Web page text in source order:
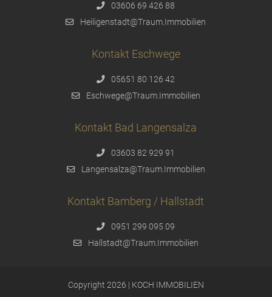
03606 69 426 88
Heiligenstadt@Traum.Immobilien
Kontakt Eschwege
05651 80 126 42
Eschwege@Traum.Immobilien
Kontakt Bad Langensalza
03603 82 929 91
Langensalza@Traum.Immobilien
Kontakt Bamberg / Hallstadt
0951 299 095 09
Hallstadt@Traum.Immobilien
Copyright 2026 | KOCH IMMOBILIEN